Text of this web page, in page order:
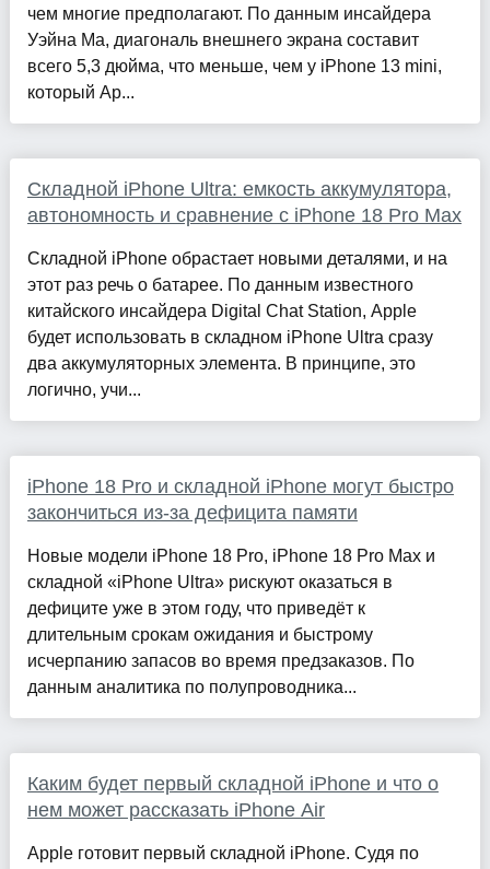
чем многие предполагают. По данным инсайдера
Уэйна Ма, диагональ внешнего экрана составит
всего 5,3 дюйма, что меньше, чем у iPhone 13 mini,
который Ap...
Складной iPhone Ultra: емкость аккумулятора,
автономность и сравнение с iPhone 18 Pro Max
Складной iPhone обрастает новыми деталями, и на
этот раз речь о батарее. По данным известного
китайского инсайдера Digital Chat Station, Apple
будет использовать в складном iPhone Ultra сразу
два аккумуляторных элемента. В принципе, это
логично, учи...
iPhone 18 Pro и складной iPhone могут быстро
закончиться из-за дефицита памяти
Новые модели iPhone 18 Pro, iPhone 18 Pro Max и
складной «iPhone Ultra» рискуют оказаться в
дефиците уже в этом году, что приведёт к
длительным срокам ожидания и быстрому
исчерпанию запасов во время предзаказов. По
данным аналитика по полупроводника...
Каким будет первый складной iPhone и что о
нем может рассказать iPhone Air
Apple готовит первый складной iPhone. Судя по